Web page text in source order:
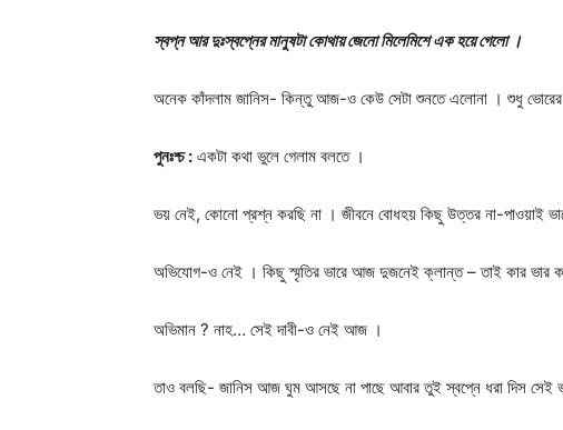
স্বপ্ন আর দুঃস্বপ্নের মানুষটা কোথায় জেনো মিলেমিশে এক হয়ে গেলো ।
অনেক কাঁদলাম জানিস- কিন্তু আজ-ও কেউ সেটা শুনতে এলোনা । শুধু ভোরের
পুনঃশ্চ : একটা কথা ভুলে গেলাম বলতে ।
ভয় নেই, কোনো প্রশ্ন করছি না । জীবনে বোধহয় কিছু উত্তর না-পাওয়াই
অভিযোগ-ও নেই । কিছু স্মৃতির ভারে আজ দুজনেই ক্লান্ত – তাই কার ভার
অভিমান ? নাহ… সেই দাবী-ও নেই আজ ।
তাও বলছি- জানিস আজ ঘুম আসছে না পাছে আবার তুই স্বপ্নে ধরা দিস সেই